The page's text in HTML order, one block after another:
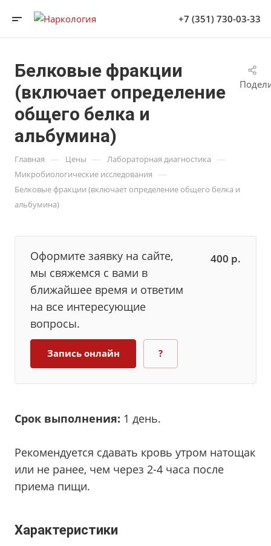
+7 (351) 730-03-33
Белковые фракции
(включает определение
общего белка и
альбумина)
Главная — Цены — Лабораторная диагностика —
Микробиологические исследования —
Белковые фракции (включает определение общего белка и
альбумина)
Оформите заявку на сайте,
мы свяжемся с вами в
ближайшее время и ответим
на все интересующие
вопросы.
400 р.
Запись онлайн ?
Срок выполнения: 1 день.
Рекомендуется сдавать кровь утром натощак
или не ранее, чем через 2-4 часа после
приема пищи.
Характеристики